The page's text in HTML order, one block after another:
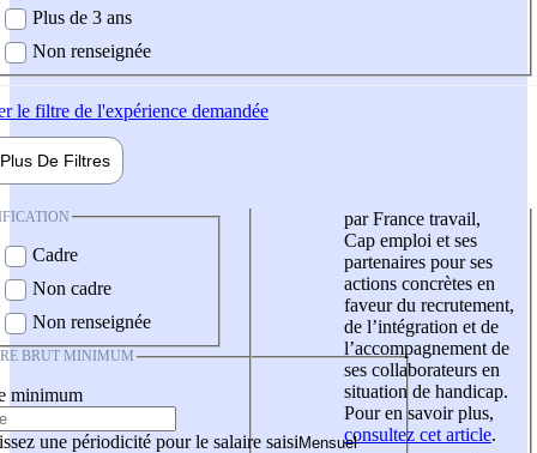
Plus de 3 ans
Non renseignée
le filtre de l'expérience demandée
Plus De Filtres
Cadre
Non cadre
Non renseignée
BRUT MINIMUM
minimum
une périodicité pour le salaire saisi
par France travail,
Cap emploi et ses
partenaires pour ses
actions concrètes en
faveur du recrutement,
de l’intégration et de
l’accompagnement de
ses collaborateurs en
situation de handicap.
Pour en savoir plus,
consultez cet article.